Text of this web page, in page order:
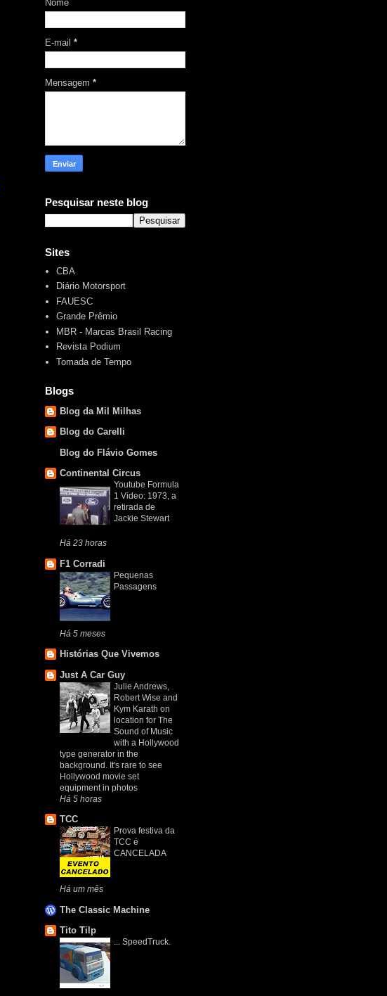
Nome
E-mail *
Mensagem *
Pesquisar neste blog
Sites
CBA
Diário Motorsport
FAUESC
Grande Prêmio
MBR - Marcas Brasil Racing
Revista Podium
Tomada de Tempo
Blogs
Blog da Mil Milhas
Blog do Carelli
Blog do Flávio Gomes
Continental Circus
Youtube Formula
1 Video: 1973, a
retirada de
Jackie Stewart
Há 23 horas
F1 Corradi
Pequenas
Passagens
Há 5 meses
Histórias Que Vivemos
Just A Car Guy
Julie Andrews,
Robert Wise and
Kym Karath on
location for The
Sound of Music
with a Hollywood
type generator in the
background. It's rare to see
Hollywood movie set
equipment in photos
Há 5 horas
TCC
Prova festiva da
TCC é
CANCELADA
Há um mês
The Classic Machine
Tito Tilp
... SpeedTruck.